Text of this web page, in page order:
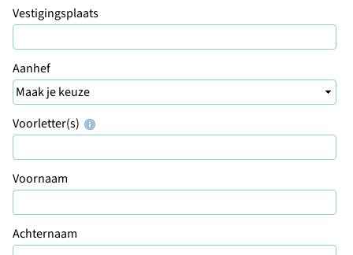
Vestigingsplaats
Aanhef
Voorletter(s)
Voornaam
Achternaam